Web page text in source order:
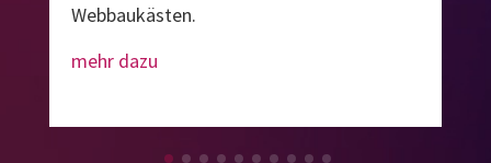
Webbaukästen.
mehr dazu